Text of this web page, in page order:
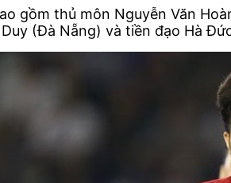
gồm thủ môn Nguyễn Văn
(Đà Nẵng) và tiền đạo Hà